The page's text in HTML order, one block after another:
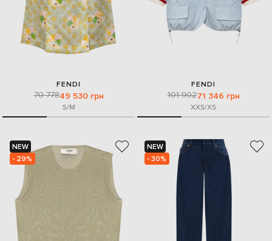
FENDI
70 77849 530 грн
S/M
FENDI
101 90271 346 грн
XXS/XS
NEW
- 29%
NEW
- 30%